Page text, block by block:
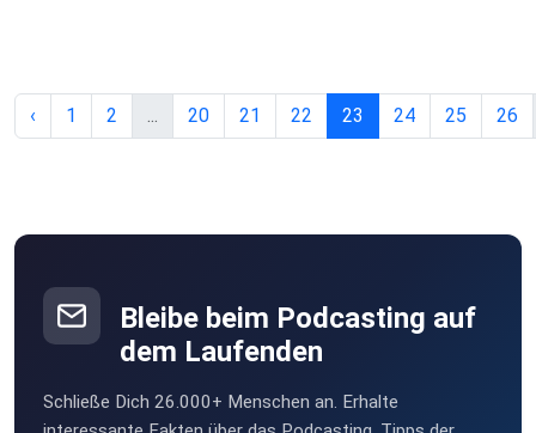
‹ 1 2 ... 20 21 22 23 24 25 26
Bleibe beim Podcasting auf
dem Laufenden
Schließe Dich 26.000+ Menschen an. Erhalte